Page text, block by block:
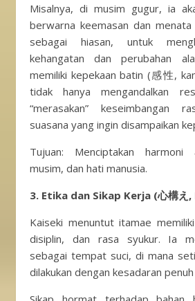
Misalnya, di musim gugur, ia
berwarna keemasan dan
sebagai hiasan, untuk
kehangatan dan perubahan
memiliki kepekaan batin (感性,
tidak hanya mengandalkan
“merasakan” keseimbangan
suasana yang ingin disampaikan
Tujuan: Menciptakan harmoni
musim, dan hati manusia.
3. Etika dan Sikap Kerja (心構
Kaiseki menuntut itamae
disiplin, dan rasa syukur. Ia
sebagai tempat suci, di mana
dilakukan dengan kesadaran